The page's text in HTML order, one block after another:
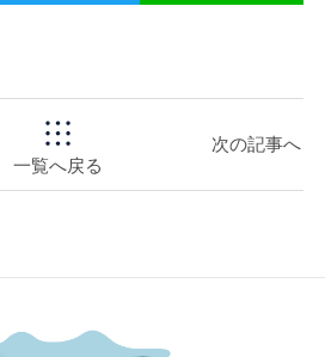
一覧へ戻る
次の記事へ